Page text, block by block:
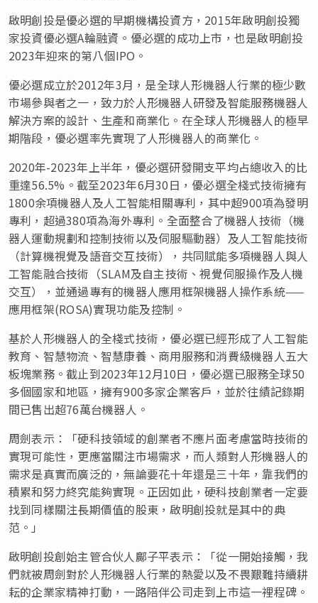
啟明創投是優必選的早期機構投資方，2015年啟明創投獨
家投資優必選A輪融資。優必選的成功上市，也是啟明創投
2023年迎來的第八個IPO。
優必選成立於2012年3月，是全球人形機器人行業的極少數
市場參與者之一，致力於人形機器人研發及智能服務機器人
解決方案的設計、生產和商業化。在全球人形機器人的極早
期階段，優必選率先實現了人形機器人的商業化。
2020年-2023年上半年，優必選研發開支平均占總收入的比
重達56.5%。截至2023年6月30日，優必選全棧式技術擁有
1800余項機器人及人工智能相關專利，其中超900項為發明
專利，超過380項為海外專利。全面整合了機器人技術（機
器人運動規劃和控制技術以及伺服驅動器）及人工智能技術
（計算機視覺及語音交互技術），共同賦能多項機器人與人
工智能融合技術（SLAM及自主技術、視覺伺服操作及人機
交互）， 並通過專有的機器人應用框架機器人操作系統——
應用框架(ROSA)實現功能及控制。
基於人形機器人的全棧式技術，優必選已經形成了人工智能
教育、智慧物流、智慧康養、商用服務和消費級機器人五大
板塊業務。截止到2023年12月10日，優必選已服務全球50
多個國家和地區，擁有900多家企業客戶，並於往績記錄期
間已售出超76萬台機器人。
周劍表示：「硬科技領域的創業者不應片面考慮當時技術的
實現可能性，更應當關注市場需求，而人類對人形機器人的
需求是真實而廣泛的，無論要花十年還是三十年，靠我們的
積累和努力終究能夠實現。正因如此，硬科技創業者一定要
找到同樣關注長期價值的股東，啟明創投就是其中的典
范。」
啟明創投創始主管合伙人鄺子平表示：「從一開始接觸，我
們就被周劍對於人形機器人行業的熱愛以及不畏艱難持續耕
耘的企業家精神打動，一路陪伴公司走到上市這一裡程碑。